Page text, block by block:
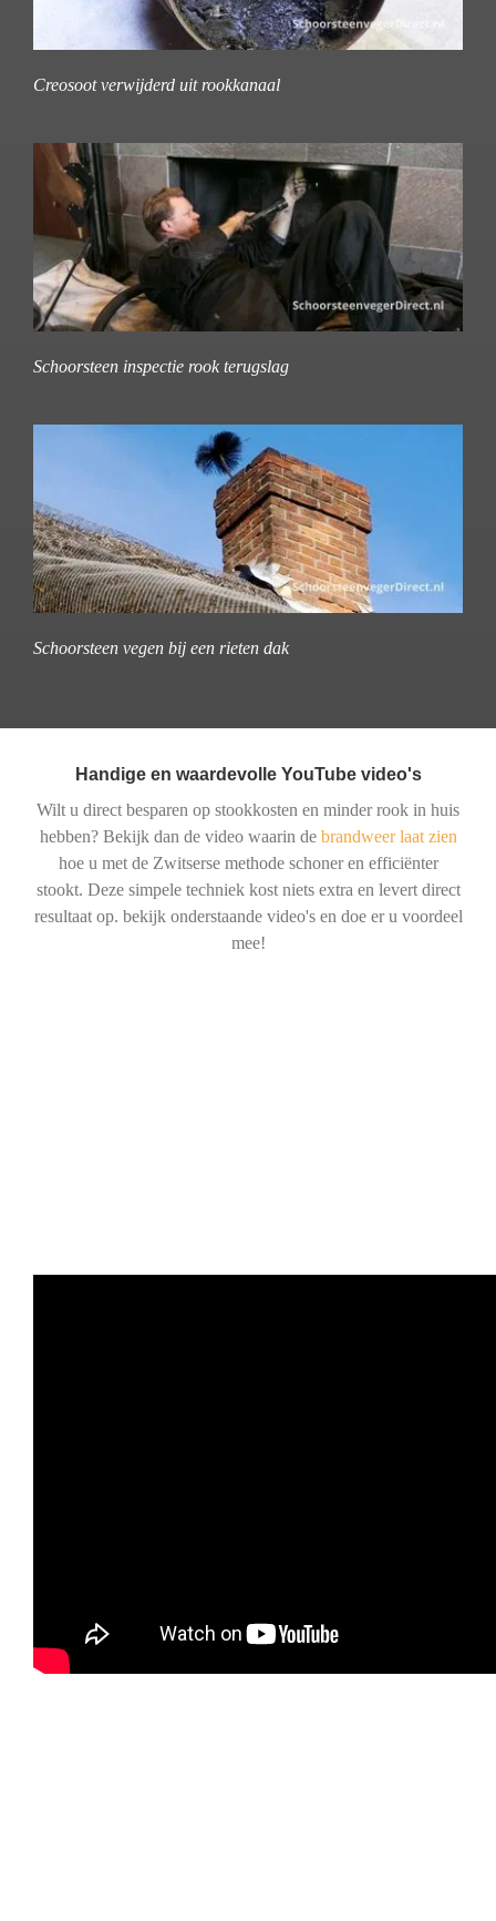
Creosoot verwijderd uit rookkanaal
Schoorsteen inspectie rook terugslag
Schoorsteen vegen bij een rieten dak
Handige en waardevolle YouTube video's
Wilt u direct besparen op stookkosten en minder rook in huis
hebben? Bekijk dan de video waarin de brandweer laat zien
hoe u met de Zwitserse methode schoner en efficiënter
stookt. Deze simpele techniek kost niets extra en levert direct
resultaat op. bekijk onderstaande video's en doe er u voordeel
mee!